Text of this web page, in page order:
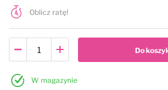
Oblicz ratę!
W magazynie